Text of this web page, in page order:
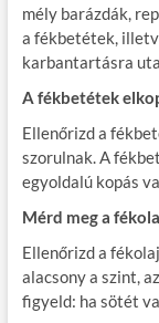
mély barázdák,
a fékbetétek,
karbantartásra
A fékbetétek
Ellenőrizd a
szorulnak. A
egyoldalú kopás
Mérd meg a
Ellenőrizd a
alacsony a szint,
figyeld: ha sötét